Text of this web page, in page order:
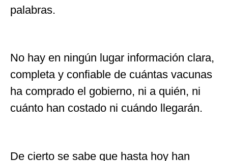
palabras.
No hay en ningún lugar información clara,
completa y confiable de cuántas vacunas
ha comprado el gobierno, ni a quién, ni
cuánto han costado ni cuándo llegarán.
De cierto se sabe que hasta hoy han